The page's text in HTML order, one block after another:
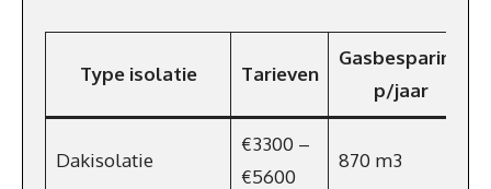
Type isolatie Tarieven
Gasbesparing
p/jaar
Dakisolatie
€3300 –
€5600
870 m3